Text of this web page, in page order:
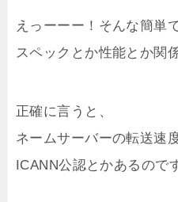
えっーーー！そんな簡単
スペックとか性能とか関
正確に言うと、
ネームサーバーの転送速
ICANN公認とかあるので